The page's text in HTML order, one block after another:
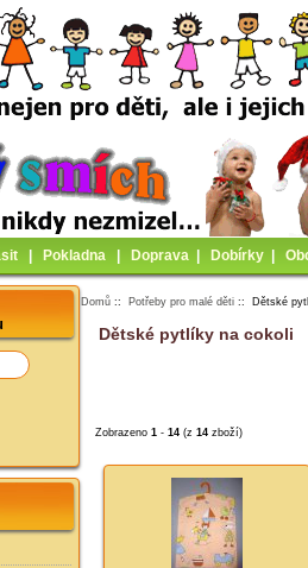
Pokladna Doprava Dobírky
Domů :: Potřeby pro malé děti :: Dětské
Dětské pytlíky na cokoli
Zobrazeno 1 - 14(z 14zboží)